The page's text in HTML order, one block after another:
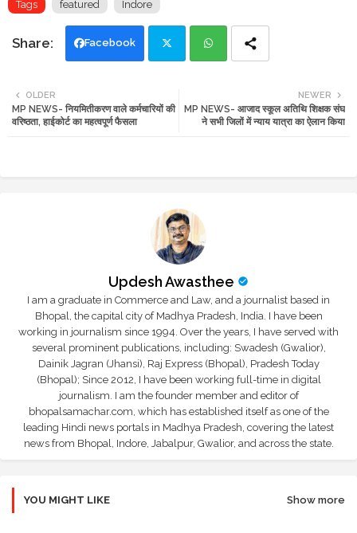
Tags featured Indore
Facebook
tte ats
NEWER
MP NEWS- आजाद स्कूल अतिथि शिक्षक संघ
ने सभी जिलों में न्याय यात्रा का ऐलान किया
OLDER
MP NEWS- नियमितीकरण वाले कर्मचारियों की
वरिष्ठता, हाईकोर्ट का महत्वपूर्ण फैसला
Updesh Awasthee
I am a graduate in Commerce and Law, and a journalist based in
Bhopal, the capital city of Madhya Pradesh, India. I have been
working in journalism since 1994. Over the years, I have served with
several prominent publications, including: Swadesh (Gwalior),
Dainik Jagran (Jhansi), Raj Express (Bhopal), Pradesh Today
(Bhopal); Since 2012, I have been working full-time in digital
journalism. I am the founder member and editor of
bhopalsamachar.com, which has established itself as one of the
leading Hindi news portals in Madhya Pradesh, covering the latest
news from Bhopal, Indore, Jabalpur, Gwalior, and across the state.
YOU MIGHT LIKE Show more